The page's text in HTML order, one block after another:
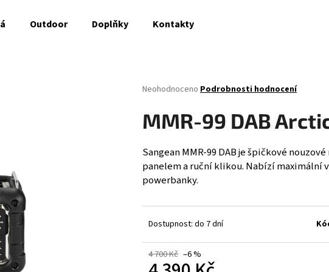
Outdoor Doplňky Kontakty
Průměrné
produktu
je
z
5
hvězdiček.
Neohodnoceno Podrobnosti hodnocení
MMR-99 DAB
Sangean MMR-99 DAB je špičkové
panelem a ruční klikou. Nabízí maximální
powerbanky.
Dostupnost: do 7 dní
4 700 Kč –6 %
HLEDAT